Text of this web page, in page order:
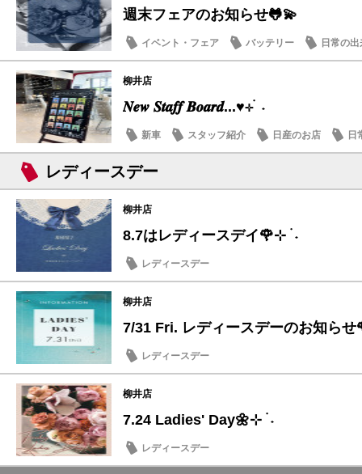
週末フェアのお知らせ🐸💫
イベント・フェア バッテリー 日常の
柳井店
𝑵𝒆𝒘 𝑺𝒕𝒂𝒇𝒇 𝑩𝒐𝒂𝒓𝒅...♥⊹ ࣪ ˖
新車 スタッフ紹介 日産のお店 日
レディースデー
柳井店
8.7はレディースデイ🌹⊹ ࣪ ˖
レディースデー
柳井店
7/31 Fri. レディースデーのお知らせ
レディースデー
柳井店
7.24 Ladies' Day🌼⊹ ࣪ ˖
レディースデー